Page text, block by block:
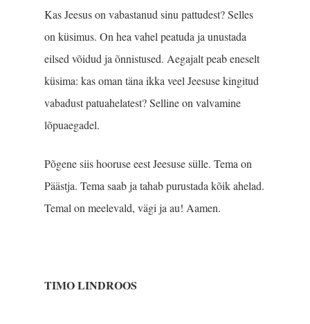
Kas Jeesus on vabastanud sinu pattudest? Selles
on küsimus. On hea vahel peatuda ja unustada
eilsed võidud ja õnnistused. Aegajalt peab eneselt
küsima: kas oman täna ikka veel Jeesuse kingitud
vabadust patuahelatest? Selline on valvamine
lõpuaegadel.
Põgene siis hooruse eest Jeesuse sülle. Tema on
Päästja. Tema saab ja tahab purustada kõik ahelad.
Temal on meelevald, vägi ja au! Aamen.
TIMO LINDROOS